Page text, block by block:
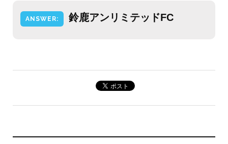
ANSWER: 鈴鹿アンリミテッドFC